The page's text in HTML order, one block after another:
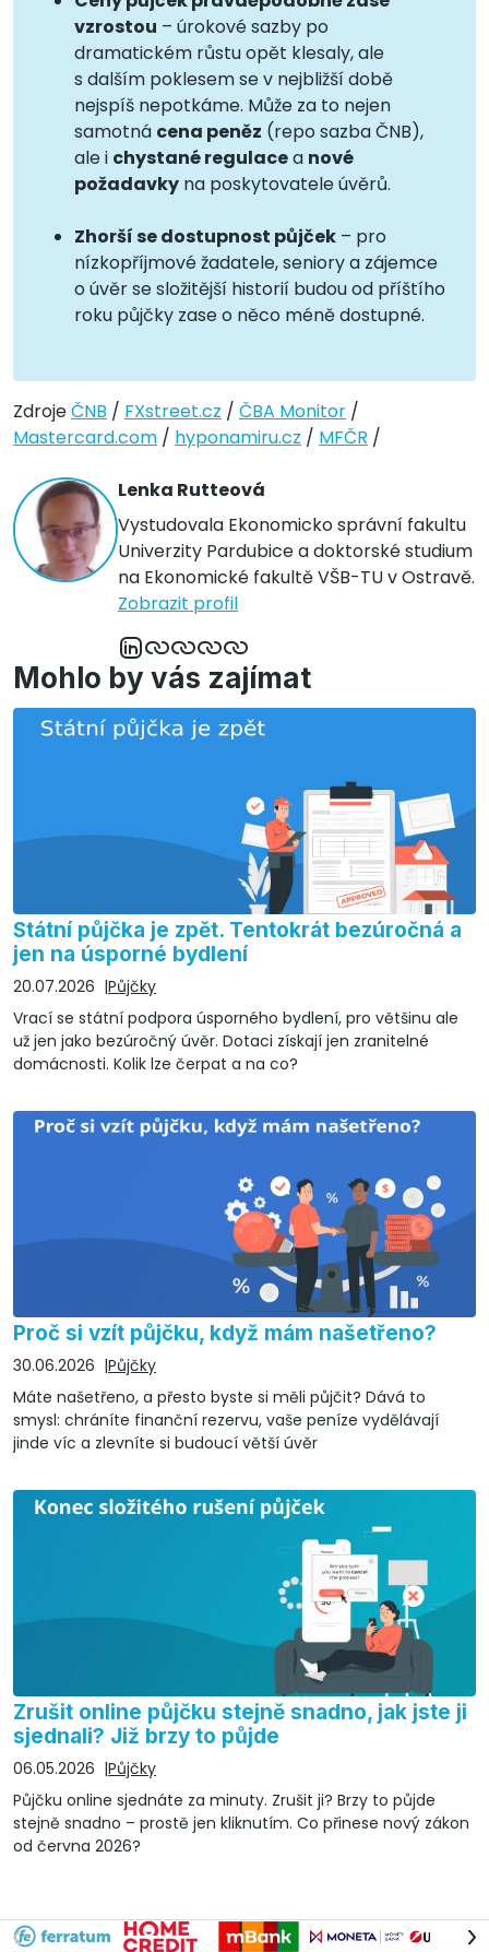
vzrostou – úrokové sazby po
dramatickém růstu opět klesaly, ale
s dalším poklesem se v nejbližší době
nejspíš nepotkáme. Může za to nejen
samotná cena peněz (repo sazba ČNB),
ale i chystané regulacea nové
požadavky na poskytovatele úvěrů.
Zhorší se dostupnost půjček – pro
nízkopříjmové žadatele, seniory a zájemce
o úvěr se složitější historií budou od příštího
roku půjčky zase o něco méně dostupné.
ZdrojeČNB / FXstreet.cz / ČBA Monitor /
Mastercard.com / hyponamiru.cz / MFČR /
Lenka Rutteová
Vystudovala Ekonomicko správní fakultu
Univerzity Pardubice a doktorské studium
na Ekonomické fakultě VŠB-TU v Ostravě.
Zobrazit profil
Mohlo by vás zajímat
Státní půjčka je zpět. Tentokrát bezúročná a
jen na úsporné bydlení
20.07.2026
Půjčky
Vrací se státní podpora úsporného bydlení, pro většinu ale
už jen jako bezúročný úvěr. Dotaci získají jen zranitelné
domácnosti. Kolik lze čerpat a na co?
Proč si vzít půjčku, když mám našetřeno?
30.06.2026
Půjčky
Máte našetřeno, a přesto byste si měli půjčit? Dává to
smysl: chráníte finanční rezervu, vaše peníze vydělávají
jinde víc a zlevníte si budoucí větší úvěr
Zrušit online půjčku stejně snadno, jak jste ji
sjednali? Již brzy to půjde
06.05.2026
Půjčky
Půjčku online sjednáte za minuty. Zrušit ji? Brzy to půjde
stejně snadno – prostě jen kliknutím. Co přinese nový zákon
od června 2026?